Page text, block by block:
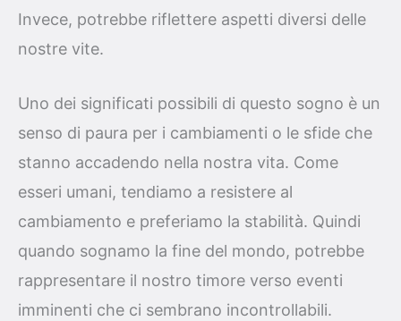
Invece, potrebbe riflettere aspetti diversi delle
nostre vite.
Uno dei significati possibili di questo sogno è un
senso di paura per i cambiamenti o le sfide che
stanno accadendo nella nostra vita. Come
esseri umani, tendiamo a resistere al
cambiamento e preferiamo la stabilità. Quindi
quando sognamo la fine del mondo, potrebbe
rappresentare il nostro timore verso eventi
imminenti che ci sembrano incontrollabili.